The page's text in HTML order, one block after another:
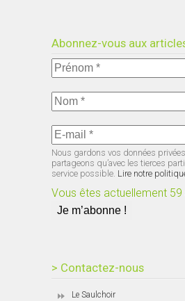
Abonnez-vous aux
Nous gardons vos données
partageons qu’avec les tierces
service possible. Lire notre
Vous êtes actuellement 59
> Contactez-nous
Le Saulchoir